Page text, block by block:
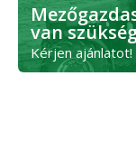
van
Kérjen ajánlatot!